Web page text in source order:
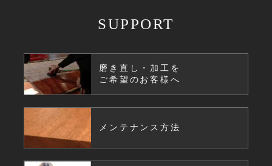
SUPPORT
磨き直し・加工を
ご希望のお客様へ
メンテナンス方法